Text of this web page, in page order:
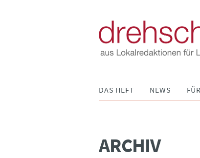
DAS HEFT NEWS
ARCHIV